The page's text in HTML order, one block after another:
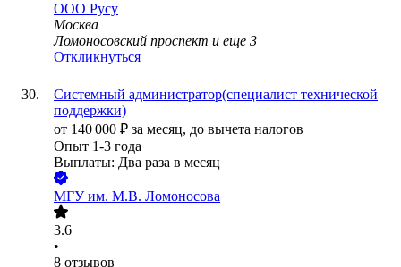
ООО Русу
Москва
Ломоносовский проспект и еще 3
Откликнуться
Системный администратор(специалист технической
поддержки)
от 140 000 ₽ за месяц, до вычета налогов
Опыт 1-3 года
Выплаты: Два раза в месяц
МГУ им. М.В. Ломоносова
3.6
•
8 отзывов